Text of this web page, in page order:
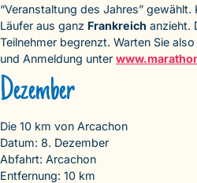
“Veranstaltung des Jahres”
Läufer aus ganz Frankreich anzieht.
Teilnehmer begrenzt. Warten Sie
und Anmeldung unter
Dezember
Die 10 km von Arcachon
Datum: 8. Dezember
Abfahrt: Arcachon
Entfernung: 10 km